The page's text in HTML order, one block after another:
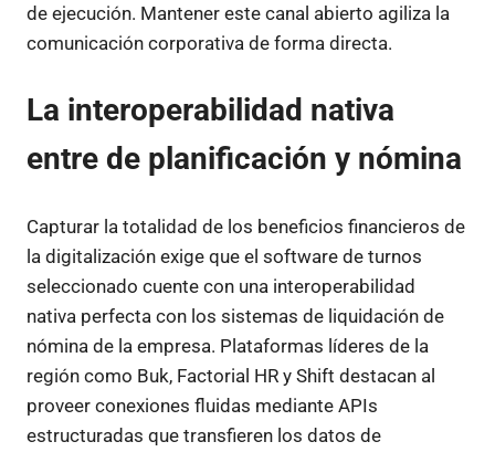
de ejecución. Mantener este canal abierto agiliza la
comunicación corporativa de forma directa.
La interoperabilidad nativa
entre de planificación y nómina
Capturar la totalidad de los beneficios financieros de
la digitalización exige que el software de turnos
seleccionado cuente con una interoperabilidad
nativa perfecta con los sistemas de liquidación de
nómina de la empresa. Plataformas líderes de la
región como Buk, Factorial HR y Shift destacan al
proveer conexiones fluidas mediante APIs
estructuradas que transfieren los datos de